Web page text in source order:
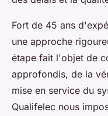
Fort de 45 ans
une approche
étape fait l'objet de
approfondis, de la
mise en service du
Qualifelec nous